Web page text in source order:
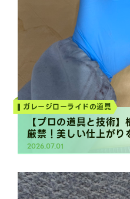
ガレージローライドの道具
【プロの道具と技術
厳禁！美しい仕上がり
袋」の真実
2026.07.01